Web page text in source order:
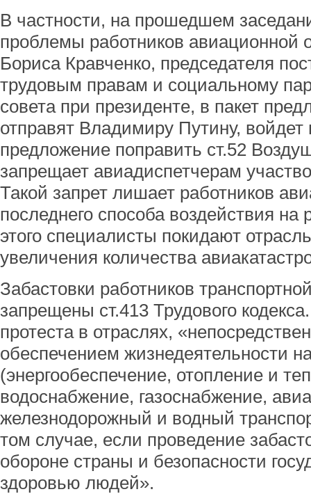
В частности, на прошедшем
проблемы работников авиационной
Бориса Кравченко, председателя
трудовым правам и социальному
совета при президенте, в пакет
отправят Владимиру Путину,
предложение поправить ст.52
запрещает авиадиспетчерам
Такой запрет лишает работников
последнего способа воздействия на
этого специалисты покидают
увеличения количества
Забастовки работников
запрещены ст.413 Трудового
протеста в отраслях,
обеспечением жизнедеятельности
(энергообеспечение, отопление и
водоснабжение, газоснабжение,
железнодорожный и водный
том случае, если проведение
обороне страны и безопасности
здоровью людей».